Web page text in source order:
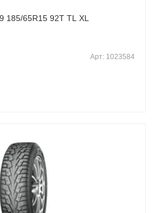
185/65R15 92T TL XL
Арт: 1023584